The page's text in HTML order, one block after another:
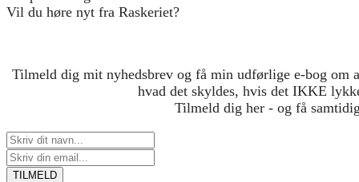
Vil du høre nyt fra Raskeriet?
Tilmeld dig mit nyhedsbrev og få min udførlige e-bog
hvad det skyldes, hvis det IKKE
Tilmeld dig her - og få